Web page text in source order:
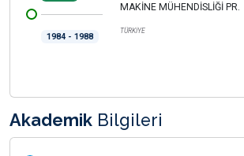
1984 - 1988
MAKİNE MÜHENDİSLİĞİ PR.
TÜRKİYE
Akademik Bilgileri